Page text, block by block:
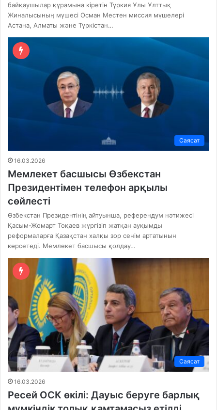
байқаушылар құрамына кіретін Түркия Ұлы Ұлттық
Жиналысының мүшесі Осман Местен миссия мүшелері
Астана, Алматы және Түркістан…
Саясат
16.03.2026
Мемлекет басшысы Өзбекстан
Президентімен телефон арқылы
сөйлесті
Өзбекстан Президентінің айтуынша, референдум нәтижесі
Қасым-Жомарт Тоқаев жүргізіп жатқан ауқымды
реформаларға Қазақстан халқы зор сенім артатынын
көрсетеді. Мемлекет басшысы қолдау…
Саясат
16.03.2026
Ресей ОСК өкілі: Дауыс беруге барлық